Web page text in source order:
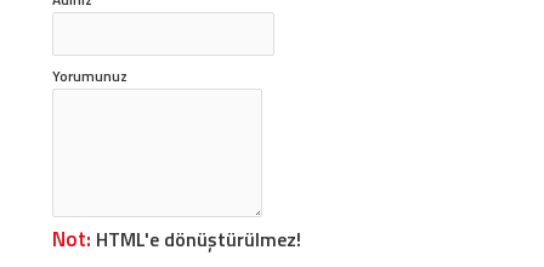
Yorumunuz
Not: HTML'e dönüştürülmez!